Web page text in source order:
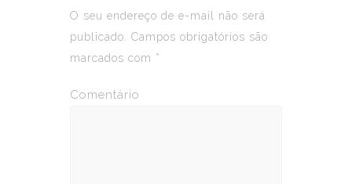
O seu endereço de e-mail não será
publicado.
Campos obrigatórios são
marcados com *
Comentário